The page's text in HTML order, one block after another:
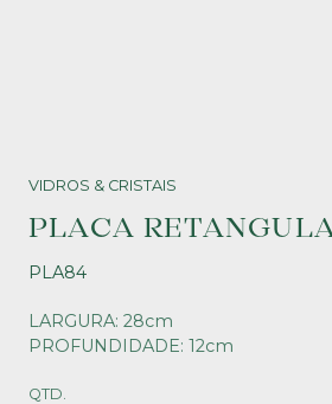
VIDROS & CRISTAIS
PLACA
PLA84
LARGURA: 28cm
PROFUNDIDADE: 12cm
QTD.